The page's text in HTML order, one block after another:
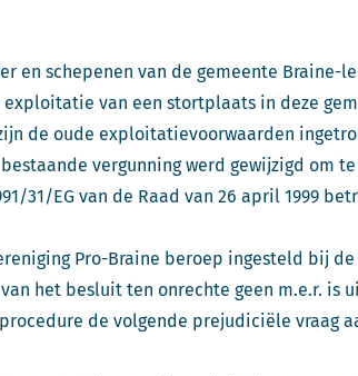
en schepenen van de gemeente Braine-
van een stortplaats in deze
de oude exploitatievoorwaarden
vergunning werd gewijzigd om
31/EG van de Raad van 26 april 1999
Pro-Braine beroep ingesteld bij de
het besluit ten onrechte geen m.e.r. is
de volgende prejudiciële vraag